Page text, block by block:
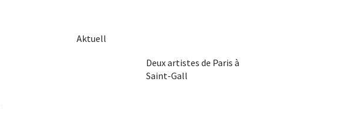
Aktuell
Deux artistes de Paris à
Saint-Gall